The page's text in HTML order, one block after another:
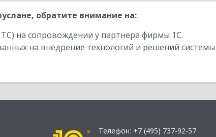
обратите внимание на:
на сопровождении у партнера фирмы 1С.
на внедрение технологий и решений
Телефон: +7 (495) 737-92-57